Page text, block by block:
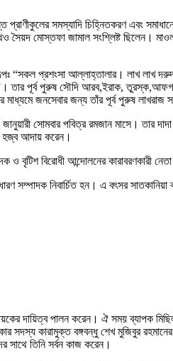
সমস্যাদি চিহ্নিতকরণ এবং
সৈয়দ মোস্তফা জামাল সংশ্লিষ্ট ছিলেন।
“সকল প্রশংসা আল্লাহ্তালার। লাখ
পূর্ব পুরুষ সৌদি আরব,ইরাক,
মাধ্যমে জনসেবার জন্য তাঁর পূর্ব পুরুষ
সোমবার পবিত্র রমজান মাসে। তার
হজ্ব আদায় করেন।
ও বৃটিশ বিরোধী আন্দোলনের
সম্পাদক নিবার্চিত হন। এ বৎসর
দায়িত্ব পালন করেন। ঐ সময় ব্যাপক
কারামুক্ত বঙ্গবন্ধু শেখ মুজিবুর
তিনি সর্বন কাজ করেন।